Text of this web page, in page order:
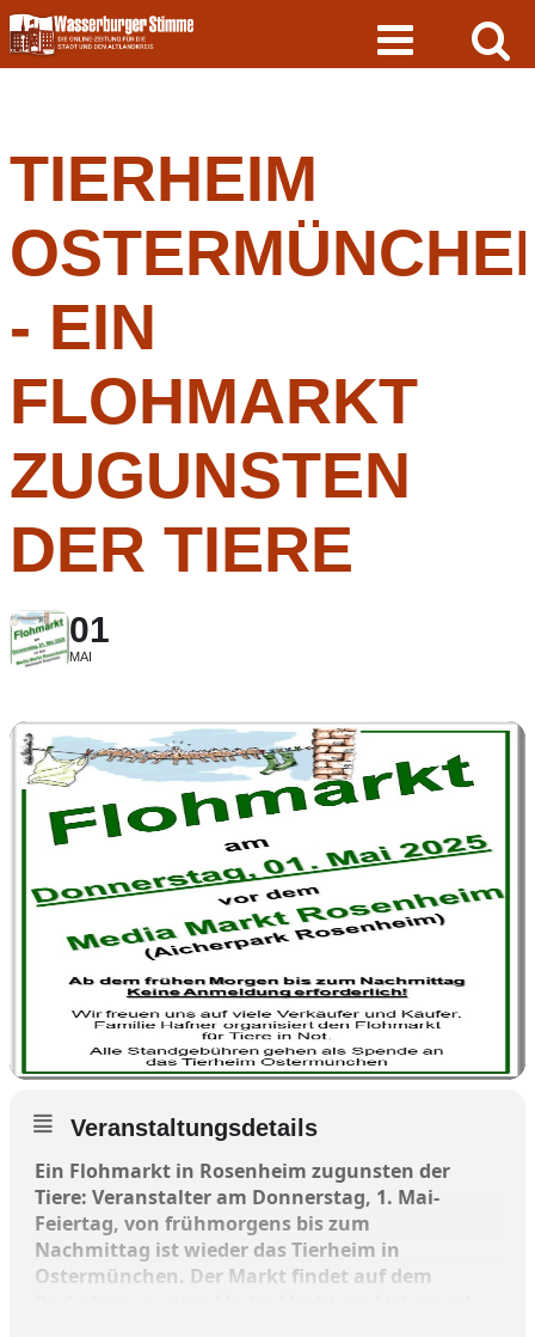
Skip
to
content
TIERHEIM
- EIN
FLOHMARKT
ZUGUNSTEN
DER TIERE
01
MAI
Veranstaltungsdetails
Ein Flohmarkt in Rosenheim zugunsten der
Tiere: Veranstalter am Donnerstag, 1. Mai-
Feiertag, von frühmorgens bis zum
Nachmittag ist wieder das Tierheim in
Ostermünchen. Der Markt findet auf dem